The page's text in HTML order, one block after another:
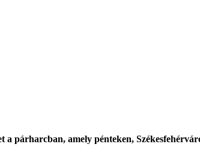
párharcban, amely pénteken,